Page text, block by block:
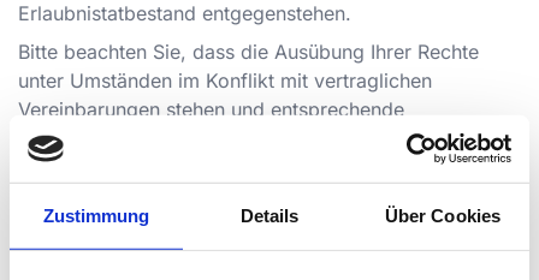
Zustimmung Details Über Cookies
Erlaubnistatbestand entgegenstehen.
Bitte beachten Sie, dass die Ausübung Ihrer Rechte
unter Umständen im Konflikt mit vertraglichen
Vereinbarungen stehen und entsprechende
Auswirkungen auf die Vertragsdurchführung haben
kann (z.B. vorzeitige Vertragsauflösung oder
Einschränkung der Bearbeitung